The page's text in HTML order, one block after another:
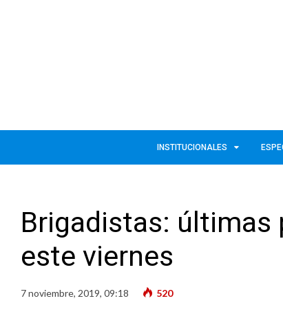
INSTITUCIONALES
Brigadistas: últimas
este viernes
7 noviembre, 2019, 09:18 520